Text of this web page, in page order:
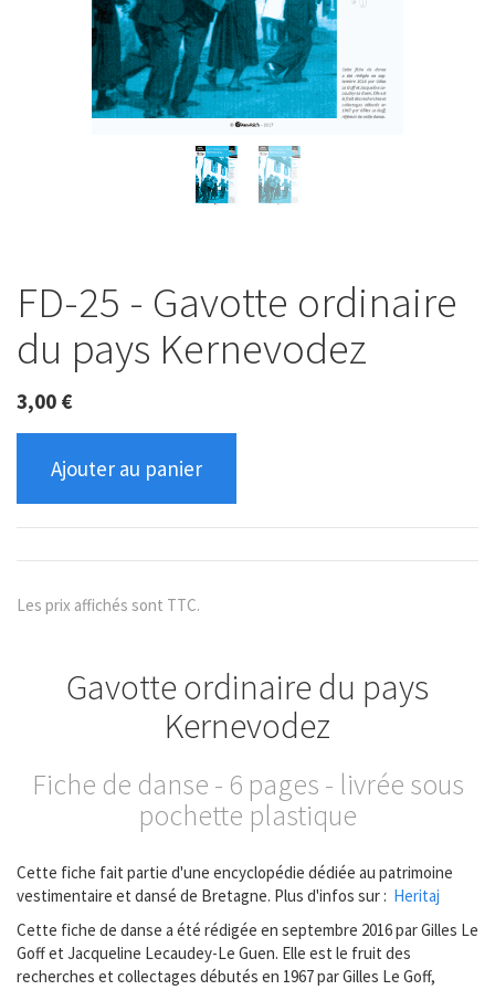
FD-25 - Gavotte ordinaire
du pays Kernevodez
3,00 €
Ajouter au panier
Les prix affichés sont TTC.
Gavotte ordinaire du pays
Kernevodez
Fiche de danse - 6 pages - livrée sous
pochette plastique
Cette fiche fait partie d'une encyclopédie dédiée au patrimoine
vestimentaire et dansé de Bretagne. Plus d'infos sur : Heritaj
Cette fiche de danse a été rédigée en septembre 2016 par Gilles Le
Goff et Jacqueline Lecaudey-Le Guen. Elle est le fruit des
recherches et collectages débutés en 1967 par Gilles Le Goff,